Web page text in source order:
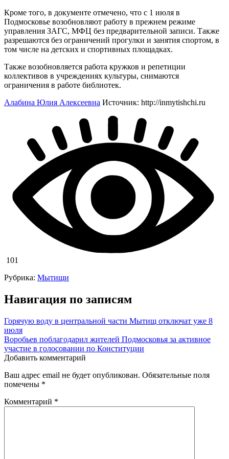
Кроме того, в документе отмечено, что с 1 июля в
Подмосковье возобновляют работу в прежнем режиме
управления ЗАГС, МФЦ без предварительной записи. Также
разрешаются без ограничений прогулки и занятия спортом, в
том числе на детских и спортивных площадках.
Также возобновляется работа кружков и репетиции
коллективов в учреждениях культуры, снимаются
ограничения в работе библиотек.
Алабина Юлия Алексеевна Источник: http://inmytishchi.ru
101
Рубрика: Мытищи
Навигация по записям
Горячую воду в центральной части Мытищ отключат уже 8
июля
Воробьев поблагодарил жителей Подмосковья за активное
участие в голосовании по Конституции
Добавить комментарий
Ваш адрес email не будет опубликован. Обязательные поля
помечены *
Комментарий *